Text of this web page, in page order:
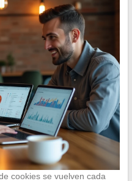
cookies se vuelven cada